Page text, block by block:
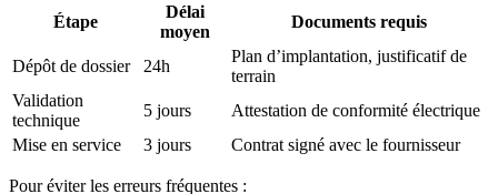
Étape
Délai
moyen
Documents requis
Dépôt de dossier 24h
Plan d’implantation, justificatif de
terrain
Validation
technique
5 jours
Attestation de conformité électrique
Mise en service
3 jours Contrat signé avec le fournisseur
Pour éviter les erreurs fréquentes :